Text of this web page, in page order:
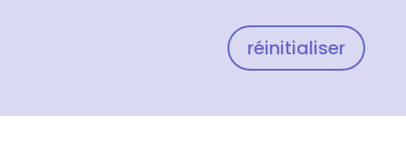
réinitialiser